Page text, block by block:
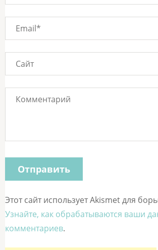
Этот сайт использует Akismet для
Узнайте, как обрабатываются ваши
комментариев.